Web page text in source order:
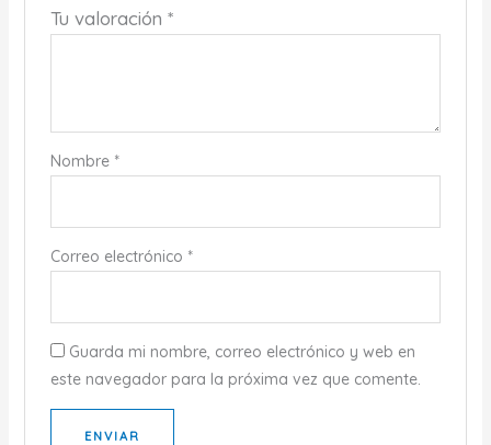
Tu valoración *
Nombre *
Correo electrónico *
Guarda mi nombre, correo electrónico y web en
este navegador para la próxima vez que comente.